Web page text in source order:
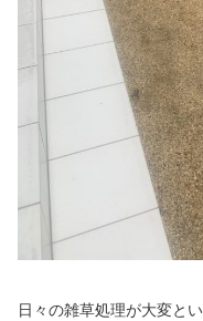
日々の雑草処理が大変と